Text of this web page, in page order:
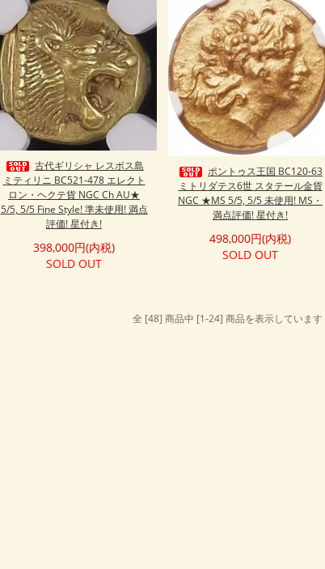
古代ギリシャ レスボス島
ミティリニ BC521-478 エレクト
ロン・ヘクテ貨 NGC Ch AU★
5/5, 5/5 Fine Style! 準未使用! 満点
評価! 星付き!
398,000円(内税)
SOLD OUT
ポントゥス王国 BC120-63
ミトリダテス6世 スタテール金貨
NGC ★MS 5/5, 5/5 未使用! MS・
満点評価! 星付き!
498,000円(内税)
SOLD OUT
全 [48] 商品中 [1-24] 商品を表示しています